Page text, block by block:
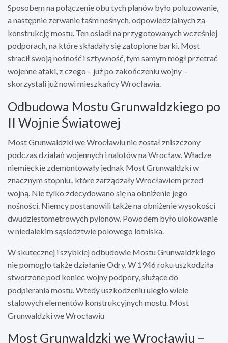
Sposobem na połączenie obu tych planów było poluzowanie,
a następnie zerwanie taśm nośnych, odpowiedzialnych za
konstrukcję mostu. Ten osiadł na przygotowanych wcześniej
podporach, na które składały się zatopione barki. Most
stracił swoją nośność i sztywność, tym samym mógł przetrać
wojenne ataki, z czego – już po zakończeniu wojny –
skorzystali już nowi mieszkańcy Wrocławia.
Odbudowa Mostu Grunwaldzkiego po
II Wojnie Światowej
Most Grunwaldzki we Wrocławiu nie został zniszczony
podczas działań wojennych i nalotów na Wrocław. Władze
niemieckie zdemontowały jednak Most Grunwaldzki w
znacznym stopniu., które zarządzały Wrocławiem przed
wojną. Nie tylko zdecydowano się na obniżenie jego
nośności. Niemcy postanowili także na obniżenie wysokości
dwudziestometrowych pylonów. Powodem było ulokowanie
w niedalekim sąsiedztwie polowego lotniska.
W skutecznej i szybkiej odbudowie Mostu Grunwaldzkiego
nie pomogło także działanie Odry. W 1946 roku uszkodziła
stworzone pod koniec wojny podpory, służące do
podpierania mostu. Wtedy uszkodzeniu uległo wiele
stalowych elementów konstrukcyjnych mostu. Most
Grunwaldzki we Wrocławiu
Most Grunwaldzki we Wrocławiu –